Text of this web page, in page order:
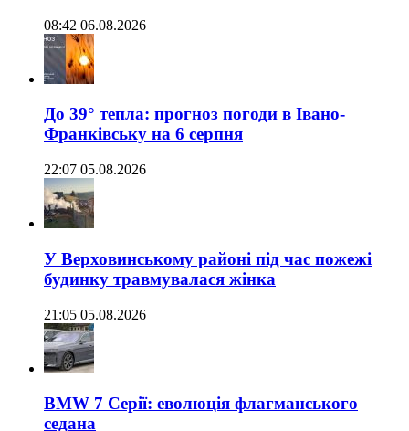
08:42 06.08.2026
До 39° тепла: прогноз погоди в Івано-
Франківську на 6 серпня
22:07 05.08.2026
У Верховинському районі під час пожежі
будинку травмувалася жінка
21:05 05.08.2026
BMW 7 Серії: еволюція флагманського
седана